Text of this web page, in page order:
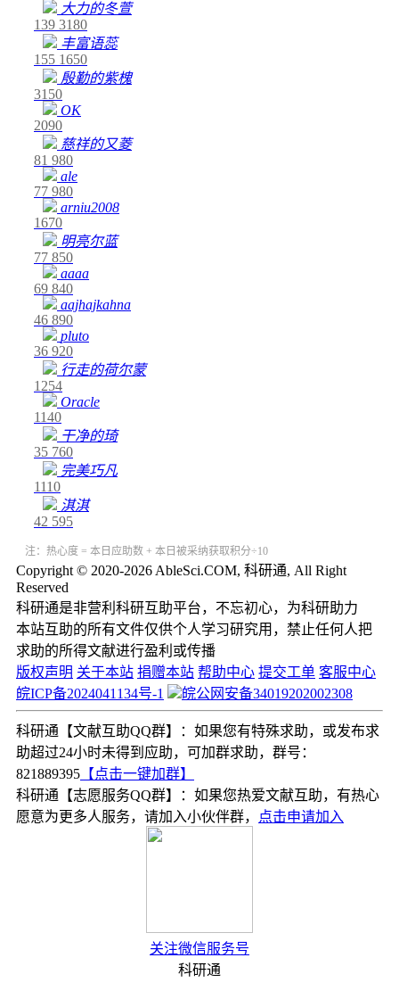
大力的冬萱
139 3180
丰富语蕊
155 1650
殷勤的紫槐
3150
OK
2090
慈祥的又菱
81 980
ale
77 980
arniu2008
1670
明亮尔蓝
77 850
aaaa
69 840
aajhajkahna
46 890
pluto
36 920
行走的荷尔蒙
1254
Oracle
1140
干净的琦
35 760
完美巧凡
1110
淇淇
42 595
注：热心度 = 本日应助数 + 本日被采纳获取积分÷10
Copyright © 2020-2026 AbleSci.COM, 科研通, All Right
Reserved
科研通是非营利科研互助平台，不忘初心，为科研助力
本站互助的所有文件仅供个人学习研究用，禁止任何人把
求助的所得文献进行盈利或传播
版权声明 关于本站 捐赠本站 帮助中心 提交工单 客服中心
皖ICP备2024041134号-1
皖公网安备34019202002308
科研通【文献互助QQ群】：如果您有特殊求助，或发布求
助超过24小时未得到应助，可加群求助，群号：
821889395 【点击一键加群】
科研通【志愿服务QQ群】：如果您热爱文献互助，有热心
愿意为更多人服务，请加入小伙伴群，
点击申请加入
关注微信服务号
科研通